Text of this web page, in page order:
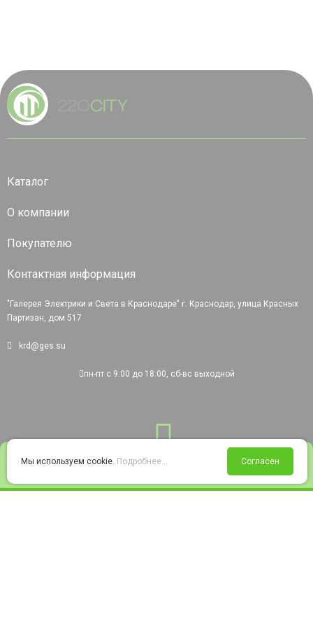
Войти Избранное Корзина
Каталог
О компании
Покупателю
Контактная информация
"Галерея Электрики и Света в Краснодаре" г. Краснодар, улица Красных
Партизан, дом 517
krd@ges.su
пн-пт с 9:00 до 18:00, сб-вс выходной
Мы используем cookie. Подробнее... Согласен